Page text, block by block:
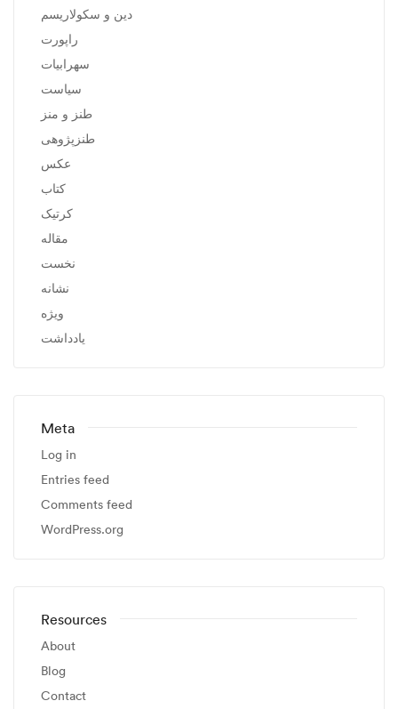
دین و سکولاریسم
راپورت
سهرابیات
سیاست
طنز و منز
طنزپژوهی
عکس
کتاب
کرتیک
مقاله
نخست
نشانه
ویژه
یادداشت
Meta
Log in
Entries feed
Comments feed
WordPress.org
Resources
About
Blog
Contact